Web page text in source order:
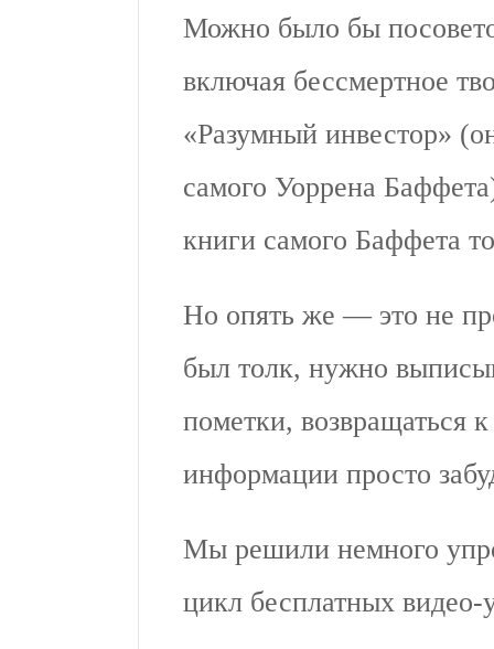
Можно было бы
включая бессмертное
«Разумный инвестор»
самого Уоррена
книги самого Баффета
Но опять же — это не
был толк, нужно
пометки, возвращаться
информации просто
Мы решили немного
цикл бесплатных видео-